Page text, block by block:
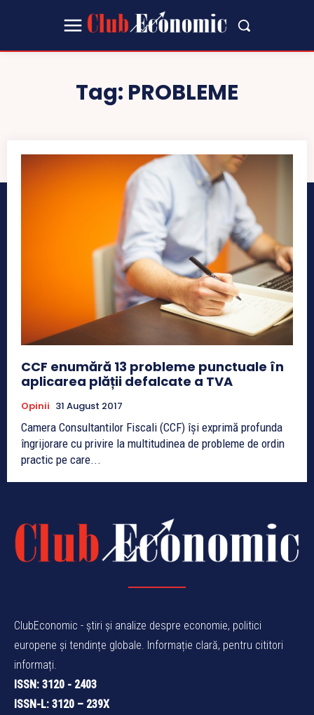
Tag: PROBLEME
CCF enumără 13 probleme punctuale în
aplicarea plății defalcate a TVA
Opinii 31 August 2017
Camera Consultantilor Fiscali (CCF) își exprimă profunda
îngrijorare cu privire la multitudinea de probleme de ordin
practic pe care...
ClubEconomic - știri și analize despre economie, politici
europene și tendințe globale. Informație clară, pentru cititori
informați.
ISSN: 3120 - 2403
ISSN-L: 3120 – 239X